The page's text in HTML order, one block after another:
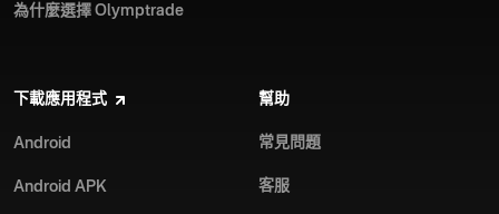
為什麼選擇 Olymptrade
下載應用程式
Android
Android APK
幫助
常見問題
客服